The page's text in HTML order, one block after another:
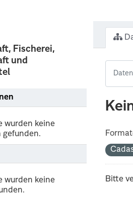
Fischerei,
und
wurden keine
gefunden.
wurden keine
Bitte